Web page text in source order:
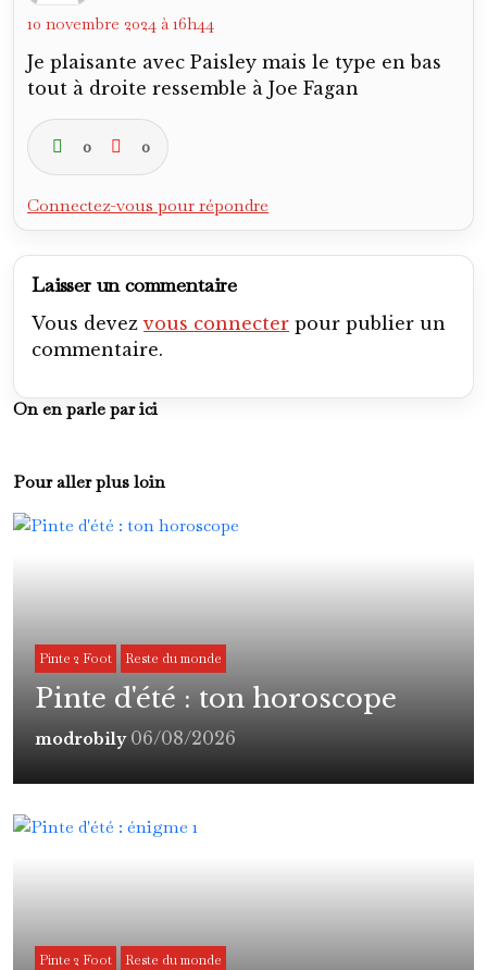
10 novembre 2024 à 16h44
Je plaisante avec Paisley mais le type en bas
tout à droite ressemble à Joe Fagan
0 0
Connectez-vous pour répondre
Laisser un commentaire
Vous devezvous connecter pour publier un
commentaire.
On en parle par ici
Pour aller plus loin
Pinte 2 Foot Reste du monde
Pinte d'été : ton horoscope
modrobily 06/08/2026
Pinte 2 Foot Reste du monde